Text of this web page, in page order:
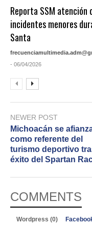
Reporta SSM atención
incidentes menores
Santa
- 06/04/2026
NEWER POST
Michoacán se
como referente del
turismo deportivo
éxito del Spartan
COMMENTS
Wordpress (0)